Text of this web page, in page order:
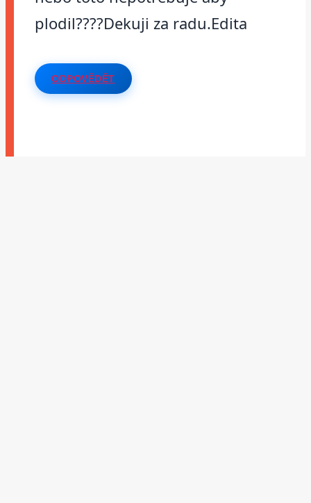
plodil????Dekuji za radu.Edita
ODPOVĚDĚT